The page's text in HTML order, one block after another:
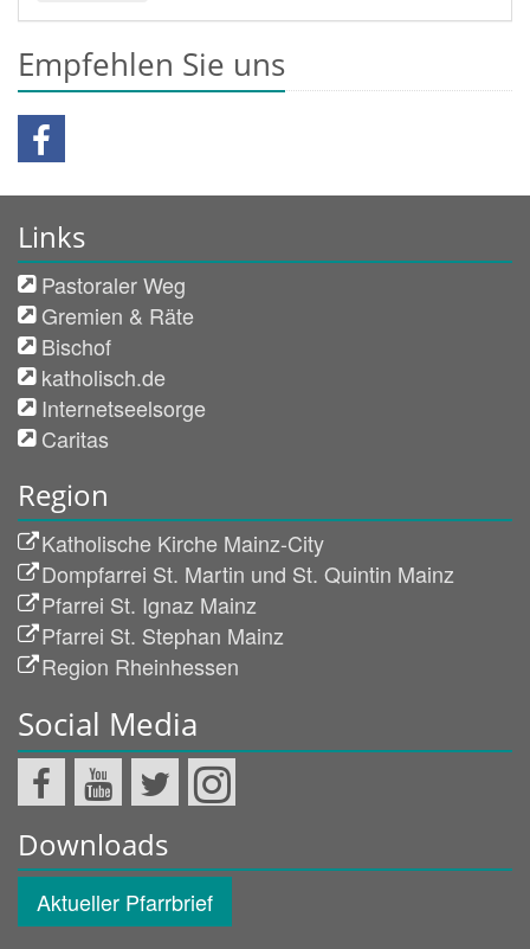
Empfehlen Sie uns
Links
Pastoraler Weg
Gremien & Räte
Bischof
katholisch.de
Internetseelsorge
Caritas
Region
Katholische Kirche Mainz-City
Dompfarrei St. Martin und St. Quintin Mainz
Pfarrei St. Ignaz Mainz
Pfarrei St. Stephan Mainz
Region Rheinhessen
Social Media
Downloads
Aktueller Pfarrbrief